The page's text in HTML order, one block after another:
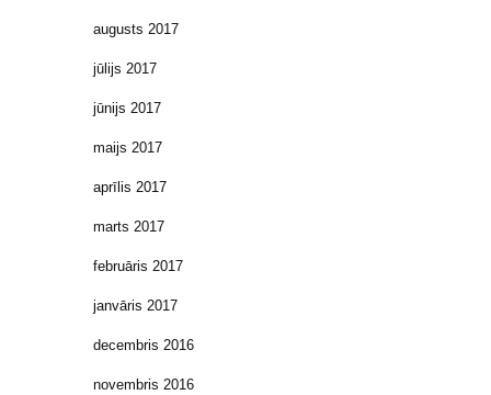
augusts 2017
jūlijs 2017
jūnijs 2017
maijs 2017
aprīlis 2017
marts 2017
februāris 2017
janvāris 2017
decembris 2016
novembris 2016